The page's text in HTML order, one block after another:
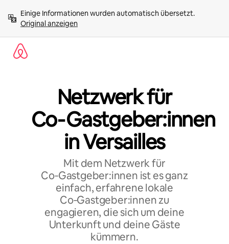
Inhalten
springenOriginal anzeigen
Netzwerk für
Co‑Gastgeber:innen
in Versailles
Mit dem Netzwerk für
Co‑Gastgeber:innen ist es ganz
einfach, erfahrene lokale
Co‑Gastgeber:innen zu
engagieren, die sich um deine
Unterkunft und deine Gäste
kümmern.